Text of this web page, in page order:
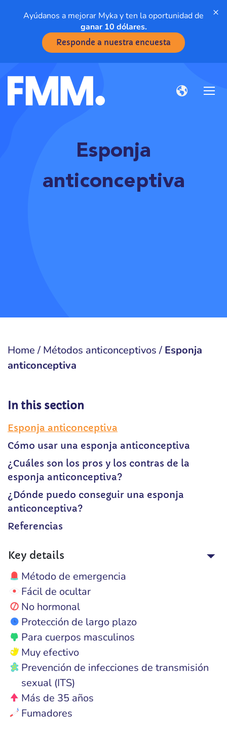
Ayúdanos a mejorar Myka y ten la oportunidad de
ganar 10 dólares.
Responde a nuestra encuesta
×
Esponja
anticonceptiva
Home/ Métodos anticonceptivos/ Esponja
anticonceptiva
In this section
Esponja anticonceptiva
Cómo usar una esponja anticonceptiva
¿Cuáles son los pros y los contras de la
esponja anticonceptiva?
¿Dónde puedo conseguir una esponja
anticonceptiva?
Referencias
Key details
Método de emergencia
Fácil de ocultar
No hormonal
Protección de largo plazo
Para cuerpos masculinos
Muy efectivo
Prevención de infecciones de transmisión
sexual (ITS)
Más de 35 años
Fumadores